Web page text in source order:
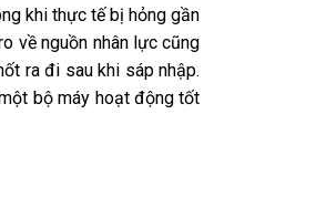
khi thực tế bị hỏng gần
về nguồn nhân lực cũng
ra đi sau khi sáp nhập.
bộ máy hoạt động tốt